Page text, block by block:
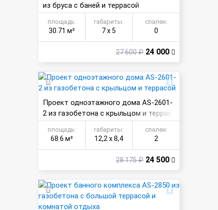
из бруса с баней и террасой
площадь:
30.71 м²
габариты:
7 х 5
спален:
0
27 600 ₽ 24 000
Проект одноэтажного дома AS-2601-
2 из газобетона с крыльцом и террас
площадь:
68.6 м²
габариты:
12,2 х 8,4
спален:
2
28 175 ₽ 24 500